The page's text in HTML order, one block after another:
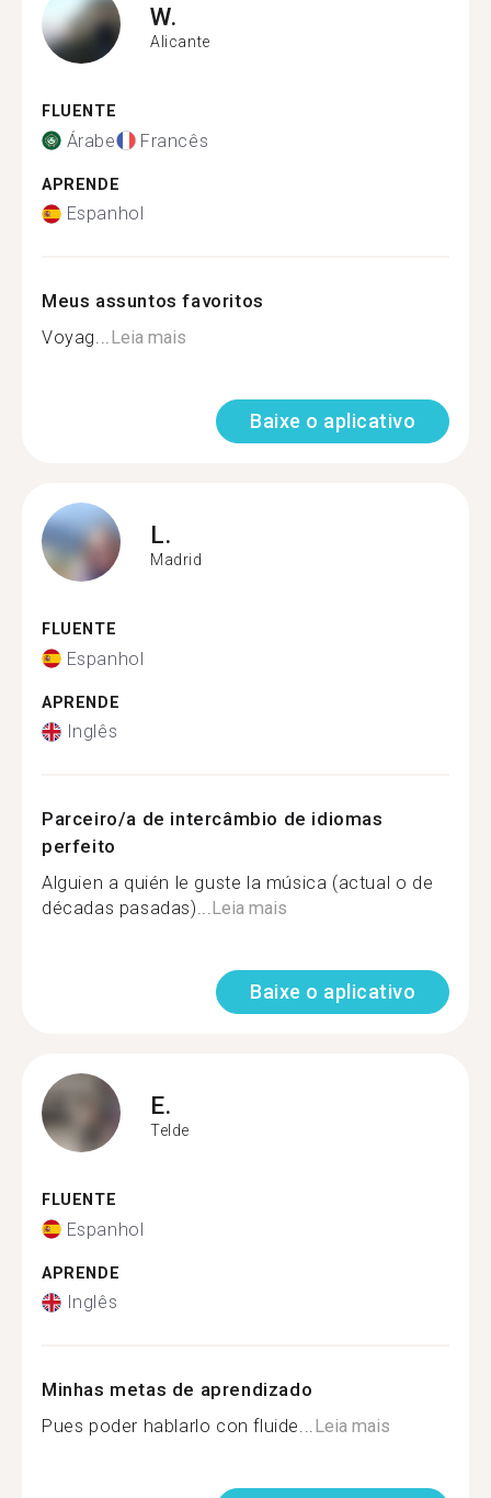
W.
Alicante
FLUENTE
Árabe Francês
APRENDE
Espanhol
Meus assuntos favoritos
Voyag...Leia mais
Baixe o aplicativo
L.
Madrid
FLUENTE
Espanhol
APRENDE
Inglês
Parceiro/a de intercâmbio de idiomas
perfeito
Alguien a quién le guste la música (actual o de
décadas pasadas)...Leia mais
Baixe o aplicativo
E.
Telde
FLUENTE
Espanhol
APRENDE
Inglês
Minhas metas de aprendizado
Pues poder hablarlo con fluide...Leia mais